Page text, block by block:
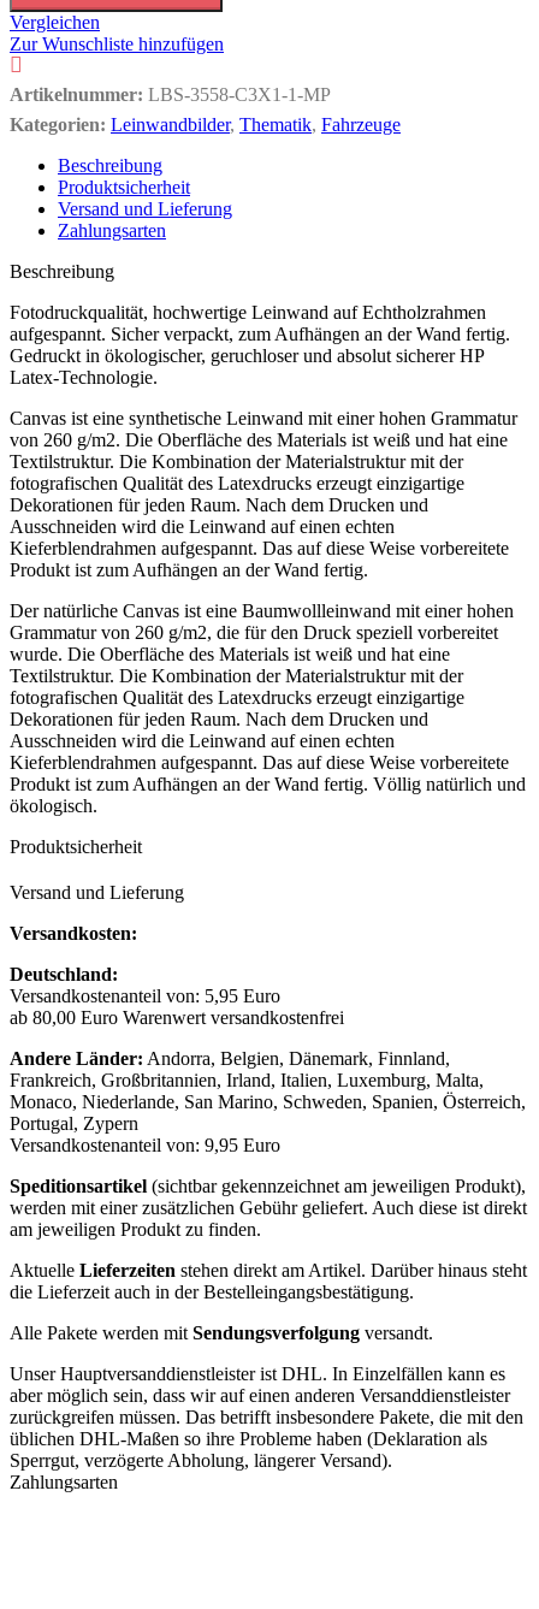
Vergleichen
Zur Wunschliste hinzufügen
Artikelnummer: LBS-3558-C3X1-1-MP
Kategorien: Leinwandbilder, Thematik, Fahrzeuge
Beschreibung
Produktsicherheit
Versand und Lieferung
Zahlungsarten
Beschreibung
Fotodruckqualität, hochwertige Leinwand auf Echtholzrahmen
aufgespannt. Sicher verpackt, zum Aufhängen an der Wand fertig.
Gedruckt in ökologischer, geruchloser und absolut sicherer HP
Latex-Technologie.
Canvas ist eine synthetische Leinwand mit einer hohen Grammatur
von 260 g/m2. Die Oberfläche des Materials ist weiß und hat eine
Textilstruktur. Die Kombination der Materialstruktur mit der
fotografischen Qualität des Latexdrucks erzeugt einzigartige
Dekorationen für jeden Raum. Nach dem Drucken und
Ausschneiden wird die Leinwand auf einen echten
Kieferblendrahmen aufgespannt. Das auf diese Weise vorbereitete
Produkt ist zum Aufhängen an der Wand fertig.
Der natürliche Canvas ist eine Baumwollleinwand mit einer hohen
Grammatur von 260 g/m2, die für den Druck speziell vorbereitet
wurde. Die Oberfläche des Materials ist weiß und hat eine
Textilstruktur. Die Kombination der Materialstruktur mit der
fotografischen Qualität des Latexdrucks erzeugt einzigartige
Dekorationen für jeden Raum. Nach dem Drucken und
Ausschneiden wird die Leinwand auf einen echten
Kieferblendrahmen aufgespannt. Das auf diese Weise vorbereitete
Produkt ist zum Aufhängen an der Wand fertig. Völlig natürlich und
ökologisch.
Produktsicherheit
Versand und Lieferung
Versandkosten:
Deutschland:
Versandkostenanteil von: 5,95 Euro
ab 80,00 Euro Warenwert versandkostenfrei
Andere Länder: Andorra, Belgien, Dänemark, Finnland,
Frankreich, Großbritannien, Irland, Italien, Luxemburg, Malta,
Monaco, Niederlande, San Marino, Schweden, Spanien, Österreich,
Portugal, Zypern
Versandkostenanteil von: 9,95 Euro
Speditionsartikel (sichtbar gekennzeichnet am jeweiligen Produkt),
werden mit einer zusätzlichen Gebühr geliefert. Auch diese ist direkt
am jeweiligen Produkt zu finden.
Aktuelle Lieferzeiten stehen direkt am Artikel. Darüber hinaus steht
die Lieferzeit auch in der Bestelleingangsbestätigung.
Alle Pakete werden mit Sendungsverfolgung versandt.
Unser Hauptversanddienstleister ist DHL. In Einzelfällen kann es
aber möglich sein, dass wir auf einen anderen Versanddienstleister
zurückgreifen müssen. Das betrifft insbesondere Pakete, die mit den
üblichen DHL-Maßen so ihre Probleme haben (Deklaration als
Sperrgut, verzögerte Abholung, längerer Versand).
Zahlungsarten